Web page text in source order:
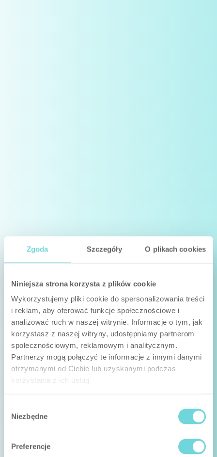
Zgoda Szczegóły O plikach cookies
Niniejsza strona korzysta z plików cookie
Wykorzystujemy pliki cookie do spersonalizowania treści
i reklam, aby oferować funkcje społecznościowe i
analizować ruch w naszej witrynie. Informacje o tym, jak
korzystasz z naszej witryny, udostępniamy partnerom
społecznościowym, reklamowym i analitycznym.
Partnerzy mogą połączyć te informacje z innymi danymi
otrzymanymi od Ciebie lub uzyskanymi podczas
korzystania z ich usług.
zgody
Niezbędne
Preferencje
Opening Detector
Szybka detekcja otwarcia